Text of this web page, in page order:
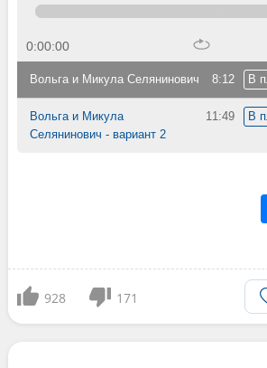
0:00:00
8:12 В
Вольга и Микула Селянинович
11:49 В
Вольга и Микула
Селянинович - вариант 2
928 171